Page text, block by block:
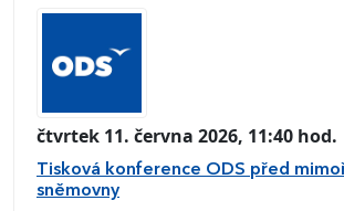
čtvrtek 11. června 2026, 11:40 hod.
Tisková konference ODS před
sněmovny